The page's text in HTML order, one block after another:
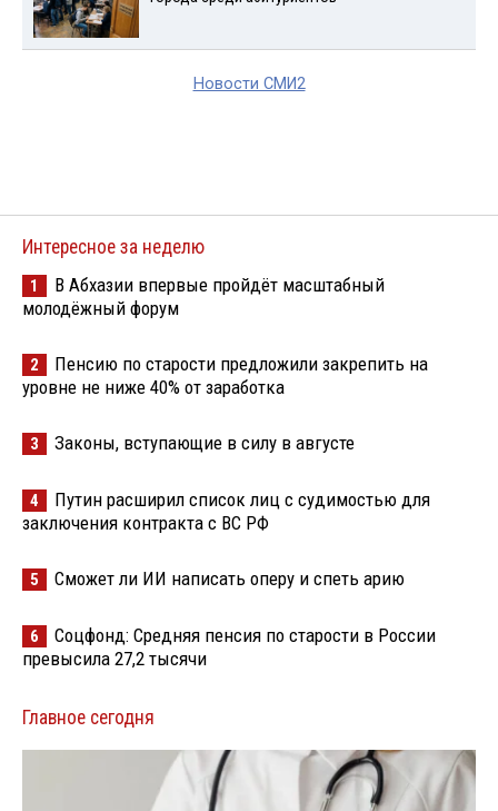
Новости СМИ2
Интересное за неделю
1
В Абхазии впервые пройдёт масштабный
молодёжный форум
2
Пенсию по старости предложили закрепить на
уровне не ниже 40% от заработка
3 Законы, вступающие в силу в августе
4
Путин расширил список лиц с судимостью для
заключения контракта с ВС РФ
5 Сможет ли ИИ написать оперу и спеть арию
6
Соцфонд: Средняя пенсия по старости в России
превысила 27,2 тысячи
Главное сегодня